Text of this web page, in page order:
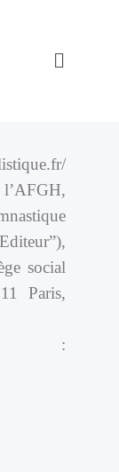
social
Paris,
: